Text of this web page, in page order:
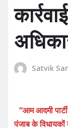
Satvik
“आम आदमी
पंजाब के